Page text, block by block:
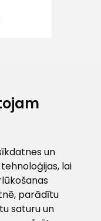
un
lai
parādītu
saturu un
- 3801